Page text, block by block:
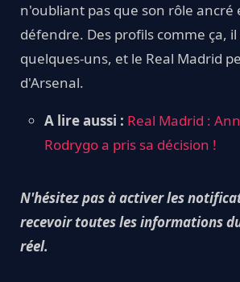
n'oubliant pas que son rôle ancré
défendre. Des profils comme ça,
quelques-uns, et le Real Madrid
d'Arsenal.
A lire aussi : Real Madrid :
Rodrygo a pris sa décision !
N'hésitez pas à activer les
recevoir toutes les informations
réel.